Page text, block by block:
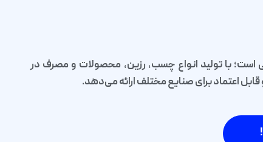
با تولید انواع چسب، رزین، محصولات و مصرف در
اعتماد برای صنایع مختلف ارائه می‌دهد.